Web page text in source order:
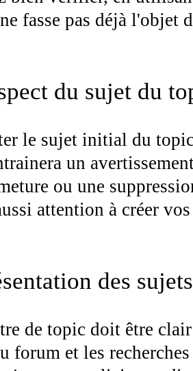
fasse pas déjà l'objet
du sujet du
le sujet initial du
un
ou une
attention à créer
des sujets
de topic doit être
forum et les